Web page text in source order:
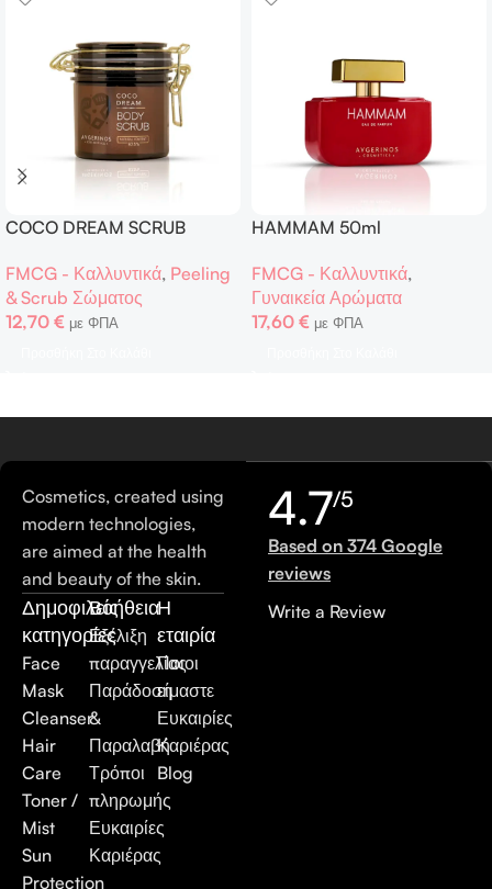
COCO DREAM SCRUB
FMCG - Καλλυντικά, Peeling
& Scrub Σώματος
12,70 € με ΦΠΑ
HAMMAM 50ml
FMCG - Καλλυντικά,
Γυναικεία Αρώματα
17,60 € με ΦΠΑ
Cosmetics, created using
modern technologies,
are aimed at the health
and beauty of the skin.
Δημοφιλείς
κατηγορίες
Face
Mask
Cleanser
Hair
Care
Toner /
Mist
Sun
Protection
Βοήθεια
Εξέλιξη
παραγγελίας
Παράδοση
&
Παραλαβή
Τρόποι
πληρωμής
Ευκαιρίες
Καριέρας
Η
εταιρία
Ποιοι
είμαστε
Ευκαιρίες
Καριέρας
Blog
4.7/5
Based on 374 Google
reviews
Write a Review